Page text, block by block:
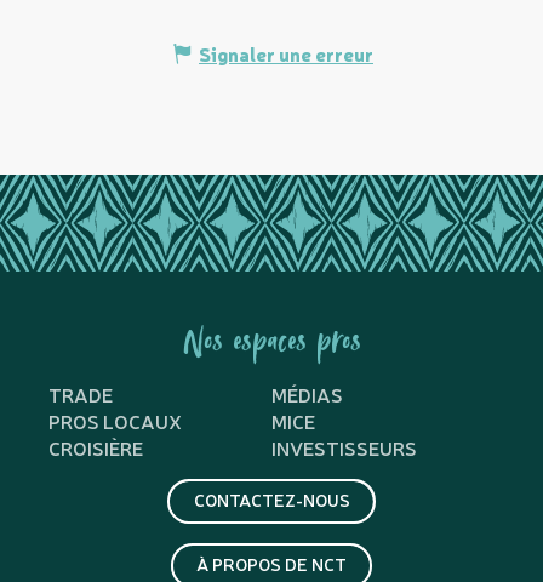
Signaler une erreur
Nos espaces pros
TRADE
MÉDIAS
PROS LOCAUX
MICE
CROISIÈRE
INVESTISSEURS
CONTACTEZ-NOUS
À PROPOS DE NCT